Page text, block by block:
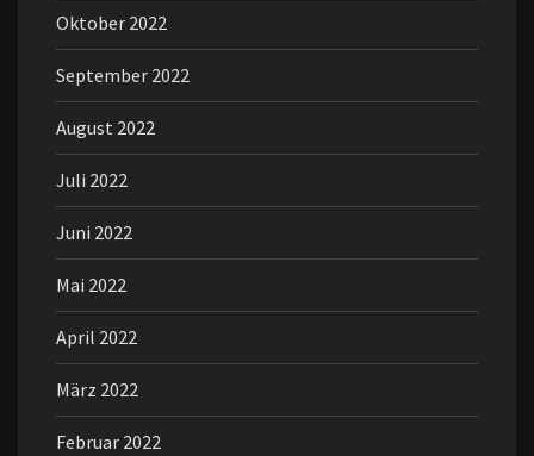
Oktober 2022
September 2022
August 2022
Juli 2022
Juni 2022
Mai 2022
April 2022
März 2022
Februar 2022